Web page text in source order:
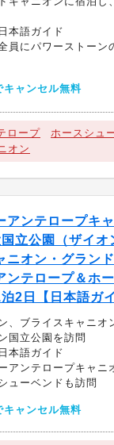
本語ガイド
員にパワーストーン
キャンセル無料
ロープ ホースシュ
オン
アンテロープキ
立公園（ザイオ
ニオン・グラン
ンテロープ＆ホ
2日【日本語ガ
、ブライスキャニオ
国立公園を訪問
本語ガイド
アンテロープキャニ
ューベンドも訪問
キャンセル無料